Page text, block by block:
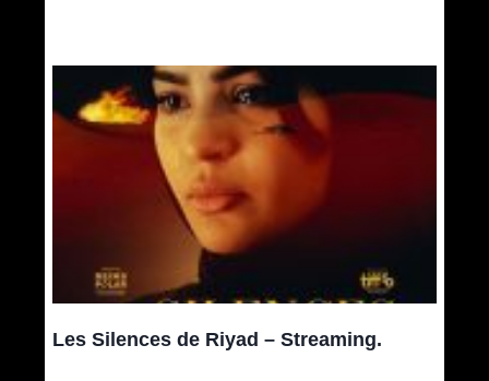
Les Silences de Riyad – Streaming.